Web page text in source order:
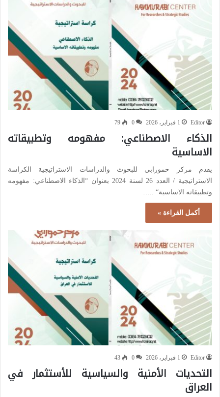
Editor 1 فبراير، 2026 0
79
الذكاء الاصطناعي: مفهومه وتطبيقاته
الاساسية
يقدم مركز حمورابي للبحوث والدراسات الاستراتيجية الكراسة
الاستراتيجية / العدد 26 لسنة 2024 بعنوان “الذكاء الاصطناعي: مفهومه
وتطبيقاته الاساسية“ ..…
أكمل القراءة »
Editor 1 فبراير، 2026 0
43
التحديات الأمنية والسياسية للأستثمار في
العراق